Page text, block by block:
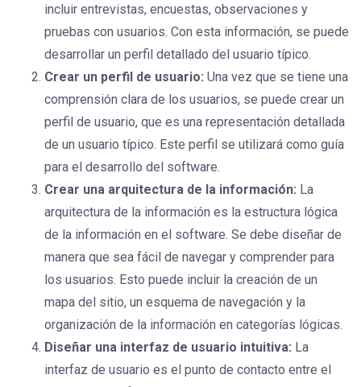
incluir entrevistas, encuestas, observaciones y
pruebas con usuarios. Con esta información, se puede
desarrollar un perfil detallado del usuario típico.
Crear un perfil de usuario: Una vez que se tiene una
comprensión clara de los usuarios, se puede crear un
perfil de usuario, que es una representación detallada
de un usuario típico. Este perfil se utilizará como guía
para el desarrollo del software.
Crear una arquitectura de la información: La
arquitectura de la información es la estructura lógica
de la información en el software. Se debe diseñar de
manera que sea fácil de navegar y comprender para
los usuarios. Esto puede incluir la creación de un
mapa del sitio, un esquema de navegación y la
organización de la información en categorías lógicas.
Diseñar una interfaz de usuario intuitiva: La
interfaz de usuario es el punto de contacto entre el